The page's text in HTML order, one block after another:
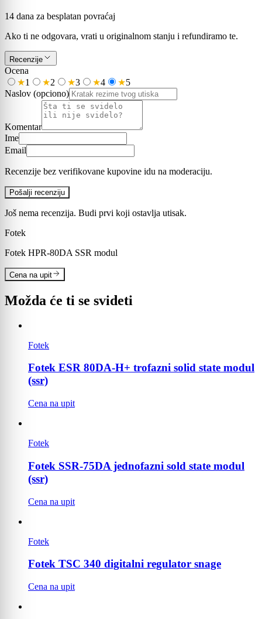
14 dana za besplatan povraćaj
Ako ti ne odgovara, vrati u originalnom stanju i refundiramo te.
Recenzije
Ocena
★1 ★2 ★3 ★4 ★5
Naslov (opciono)
Komentar
Ime
Email
Recenzije bez verifikovane kupovine idu na moderaciju.
Pošalji recenziju
Još nema recenzija. Budi prvi koji ostavlja utisak.
Fotek
Fotek HPR-80DA SSR modul
Cena na upit
Možda će ti se svideti
Fotek
Fotek ESR 80DA-H+ trofazni solid state modul
(ssr)
Cena na upit
Fotek
Fotek SSR-75DA jednofazni sold state modul
(ssr)
Cena na upit
Fotek
Fotek TSC 340 digitalni regulator snage
Cena na upit